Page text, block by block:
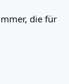
die für